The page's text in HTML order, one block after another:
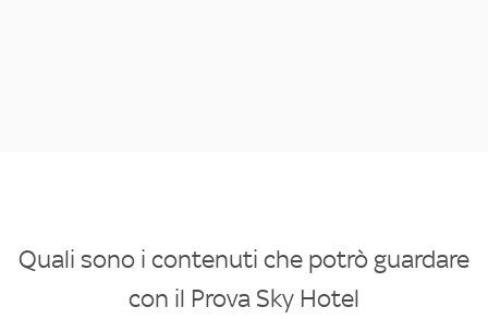
Quali sono i contenuti che potrò guardare
con il Prova Sky Hotel